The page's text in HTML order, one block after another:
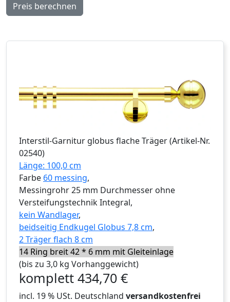
Preis berechnen
Interstil-Garnitur globus flache Träger(Artikel-Nr.
02540)
Länge: 100,0 cm
Farbe 60 messing,
Messingrohr 25 mm Durchmesser ohne
Versteifungstechnik Integral,
kein Wandlager,
beidseitig Endkugel Globus 7,8 cm,
2 Träger flach 8 cm
14 Ring breit 42 * 6 mm mit Gleiteinlage
(bis zu 3,0 kg Vorhanggewicht)
komplett 434,70 €
incl. 19 % USt. Deutschland versandkostenfrei